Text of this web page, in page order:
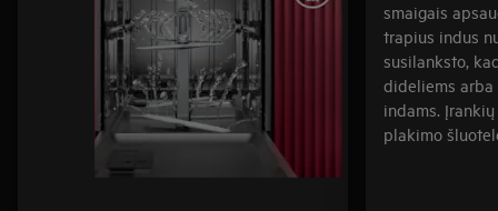
smaigais
trapius indus
susilanksto,
dideliems arba
indams.
plakimo